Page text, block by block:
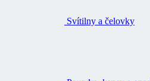
Svítilny a čelovky